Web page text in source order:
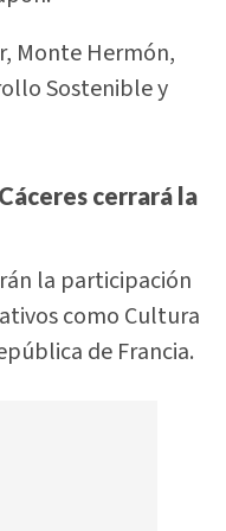
Monte Hermón,
Sostenible y
cerrará la
la participación
como Cultura
de Francia.